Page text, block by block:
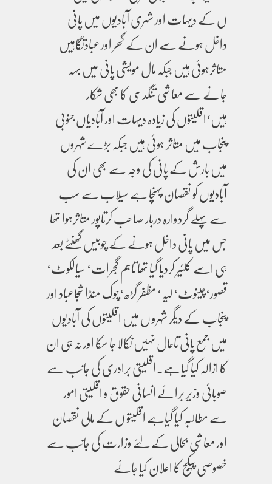
ں کے دیہات اور شہری آبادیوں میں پانی
داخل ہونے سے ان کے گھر اور عبادتگاہیں
متاثرہوئی ہیں جبکہ مال مویشی پانی میں بہہ
جانے سے معاشی تنگدسی کا بھی شکار
ہیں‘اقلیتوں کی زیادہ دیہات اور آبادیاں جنوبی
پنجاب میں متاثر ہوئی ہیں جبکہ بڑے شہروں
میں بارش کے پانی کی وجہ سے بھی ان کی
آبادیوں کو نقصان پہنچا ہے سیلاب سے سب
سے پہلے گردوارہ دربار صاحب کرتاپور متاثرہوا تھا
جس میں پانی داخل ہونے کے چوبیس گھنٹے بعد
ہی اسے کلئیر کردیا گیا تھا تاہم گجرات‘ سیالکوٹ‘
قصور‘چینوٹ‘ لیہ‘ مظفر گڑھ‘چوک منڈا شجاعباد اور
پنجاب کے دیگر شہرو ں میں اقلیتوں کی آبادیوں
میں جمع پانی تاحال نہیں نکالا جا سکا اور نہ ہی ان
کا ازالہ کیا گیاہے۔اقلیتی برادری کی جانب سے
صوبائی وزیر برائے انسانی حقوق و اقلیتی امور
سے مطالبہ کیا گیاہے اقلیتو ں کے مالی نقصان
اور معاشی بحالی کے لئے وزارت کی جانب سے
خصوصی پیکج کا اعلان کیا جائے